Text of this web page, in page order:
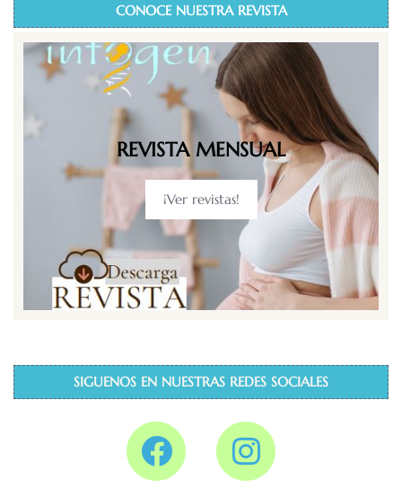
CONOCE NUESTRA REVISTA
REVISTA MENSUAL
¡Ver revistas!
SIGUENOS EN NUESTRAS REDES SOCIALES